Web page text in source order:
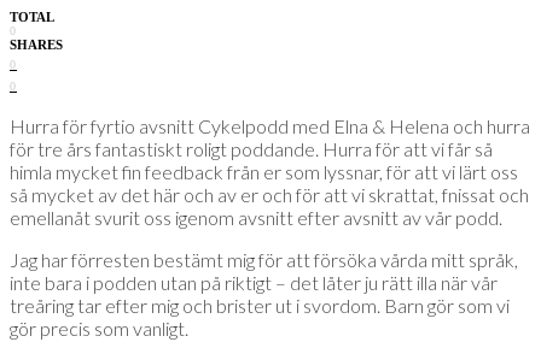
TOTAL
0
SHARES
0
0
Hurra för fyrtio avsnitt Cykelpodd med Elna & Helena och hurra
för tre års fantastiskt roligt poddande. Hurra för att vi får så
himla mycket fin feedback från er som lyssnar, för att vi lärt oss
så mycket av det här och av er och för att vi skrattat, fnissat och
emellanåt svurit oss igenom avsnitt efter avsnitt av vår podd.
Jag har förresten bestämt mig för att försöka vårda mitt språk,
inte bara i podden utan på riktigt – det låter ju rätt illa när vår
treåring tar efter mig och brister ut i svordom. Barn gör som vi
gör precis som vanligt.